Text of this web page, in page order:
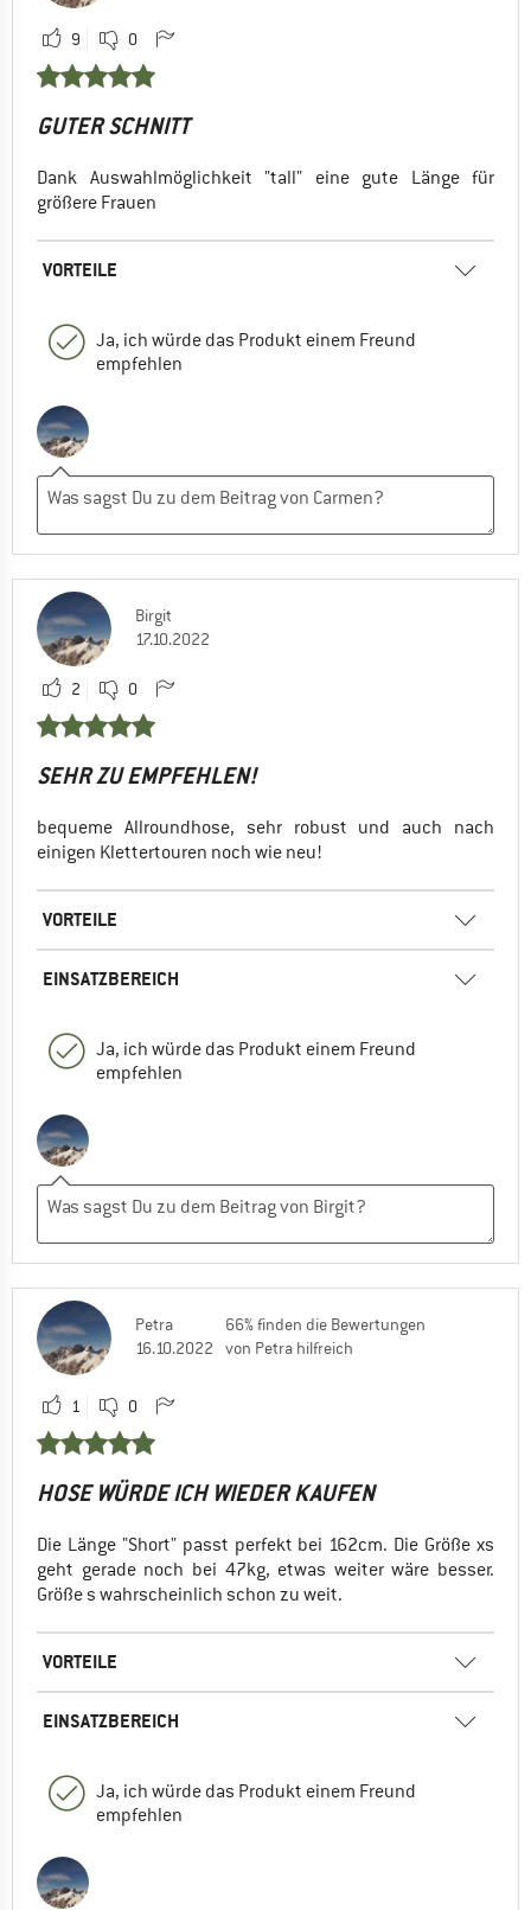
9 0
GUTER SCHNITT
Dank Auswahlmöglichkeit "tall" eine gute Länge für
größere Frauen
VORTEILE
Ja, ich würde das Produkt einem Freund
empfehlen
Birgit
17.10.2022
2 0
SEHR ZU EMPFEHLEN!
bequeme Allroundhose, sehr robust und auch nach
einigen Klettertouren noch wie neu!
VORTEILE
EINSATZBEREICH
Ja, ich würde das Produkt einem Freund
empfehlen
Petra
16.10.2022
66% finden die Bewertungen
von Petra hilfreich
1 0
HOSE WÜRDE ICH WIEDER KAUFEN
Die Länge "Short" passt perfekt bei 162cm. Die Größe xs
geht gerade noch bei 47kg, etwas weiter wäre besser.
Größe s wahrscheinlich schon zu weit.
VORTEILE
EINSATZBEREICH
Ja, ich würde das Produkt einem Freund
empfehlen